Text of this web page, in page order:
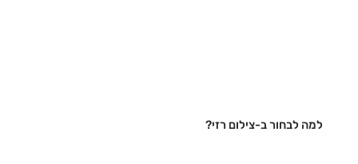
למה לבחור ב-צילום רזי?